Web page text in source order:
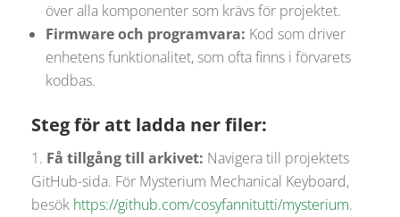
över alla komponenter som krävs för projektet.
Firmware och programvara: Kod som driver
enhetens funktionalitet, som ofta finns i förvarets
kodbas.
Steg för att ladda ner filer:
Få tillgång till arkivet: Navigera till projektets
GitHub-sida. För Mysterium Mechanical Keyboard,
besök https://github.com/cosyfannitutti/mysterium.